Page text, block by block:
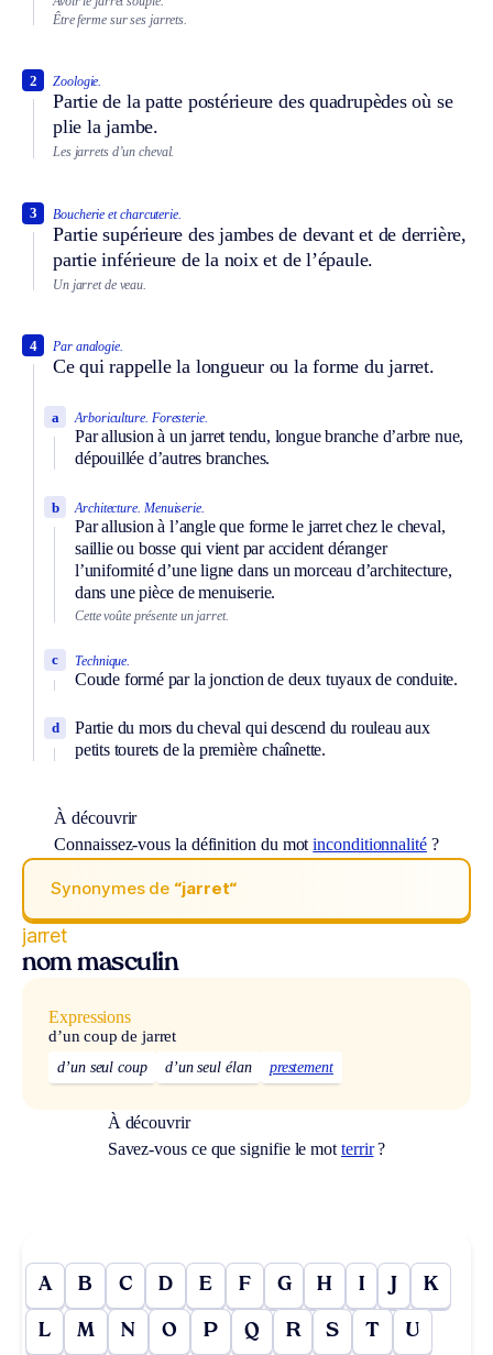
Être ferme sur ses jarrets.
Zoologie.
Partie de la patte postérieure des quadrupèdes où se
plie la jambe.
2
Les jarrets d’un cheval.
Boucherie et charcuterie.
Partie supérieure des jambes de devant et de derrière,
partie inférieure de la noix et de l’épaule.
3
Un jarret de veau.
Par analogie.
Ce qui rappelle la longueur ou la forme du jarret.
4
Arboriculture. Foresterie.
Par allusion à un jarret tendu, longue branche d’arbre nue,
dépouillée d’autres branches.
a
Architecture. Menuiserie.
Par allusion à l’angle que forme le jarret chez le cheval,
saillie ou bosse qui vient par accident déranger
l’uniformité d’une ligne dans un morceau d’architecture,
dans une pièce de menuiserie.
b
Cette voûte présente un jarret.
Technique.
Coude formé par la jonction de deux tuyaux de conduite.
c
Partie du mors du cheval qui descend du rouleau aux
petits tourets de la première chaînette.
d
À découvrir
Connaissez-vous la définition du motinconditionnalité?
Synonymes de “jarret“
jarret
nom masculin
Expressions
d’un coup de jarret
d’un seul coup d’un seul élan prestement
À découvrir
Savez-vous ce que signifie le mot terrir?
A B C D E F G H I J K
L M N O P Q R S T U